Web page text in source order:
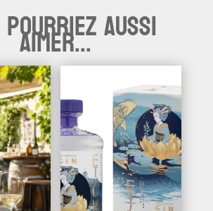
pourriez aussi
aimer...